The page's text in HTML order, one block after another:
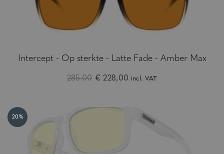
Intercept - Op sterkte - Latte Fade - Amber Max
285.00 € 228,00 incl. VAT
20%